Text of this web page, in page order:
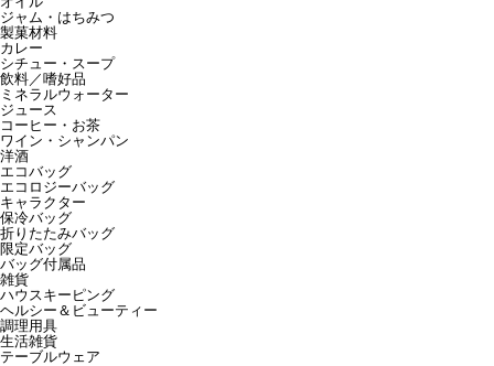
ジャム・はちみつ
製菓材料
カレー
シチュー・スープ
飲料／嗜好品
ミネラルウォーター
ジュース
コーヒー・お茶
ワイン・シャンパン
洋酒
エコバッグ
エコロジーバッグ
キャラクター
保冷バッグ
折りたたみバッグ
限定バッグ
バッグ付属品
雑貨
ハウスキーピング
ヘルシー＆ビューティー
調理用具
生活雑貨
テーブルウェア